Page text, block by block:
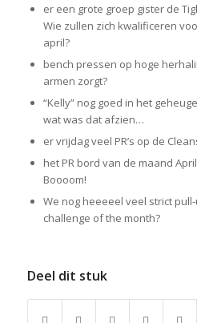
er een grote groep gister de
Wie zullen zich kwalificeren
april?
bench pressen op hoge
armen zorgt?
“Kelly” nog goed in het
wat was dat afzien…
er vrijdag veel PR’s op de
het PR bord van de maand
Boooom!
We nog heeeeel veel strict
challenge of the month?
Deel dit stuk